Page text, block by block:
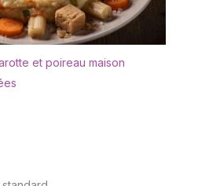
événements privés ou
professionnels.
Utilisables seuls ou avec
vos assiettes jetables, ils
conviennent aux buffets,
et poireau maison